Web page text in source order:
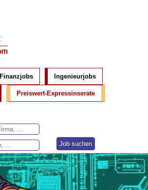
Finanzjobs Ingenieurjobs
Preiswert-Expressinserate